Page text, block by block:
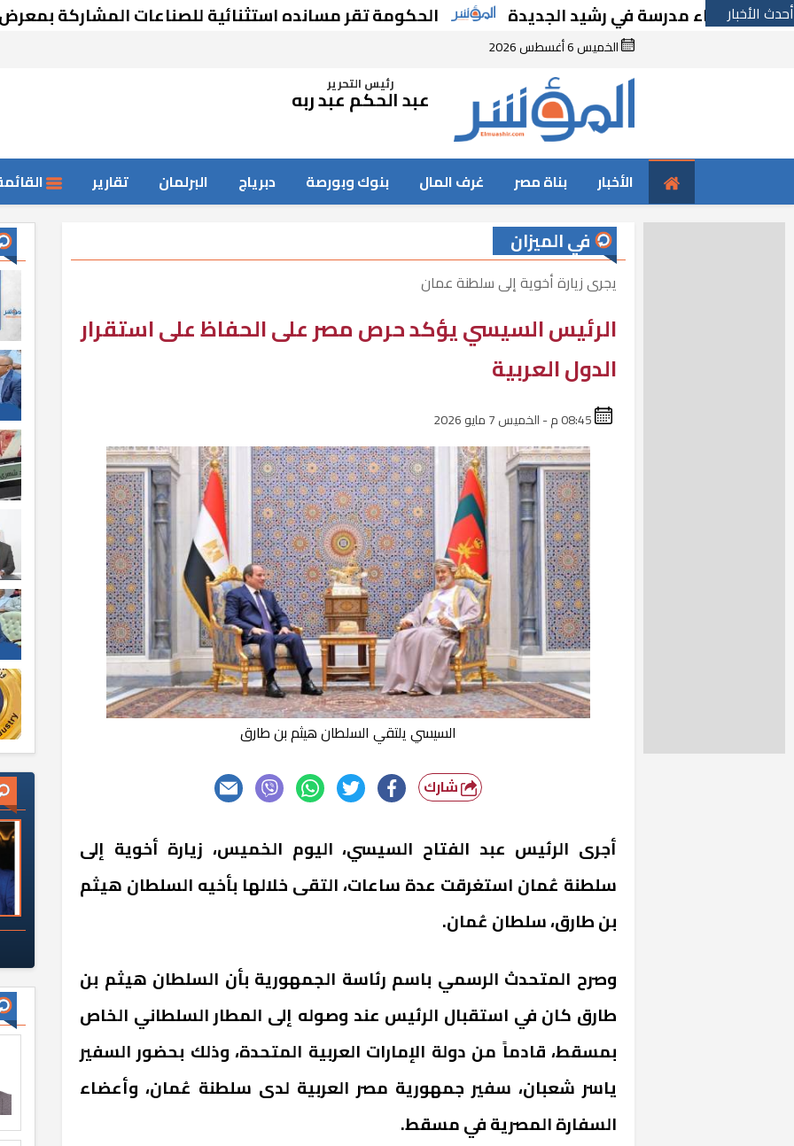
أحدث الأخبارمدرسة في رشيد الجديدة الحكومة تقر مسانده استثنائية للصناعات المشاركة بمعرض دمشق
الخميس 6 أغسطس 2026
رئيس التحرير
عبد الحكم عبد ربه
الأخبار بناة مصر غرف المال بنوك وبورصة دبرياج البرلمان تقارير
في الميزان
يجرى زيارة أخوية إلى سلطنة عمان
الرئيس السيسي يؤكد حرص مصر على الحفاظ على استقرار
الدول العربية
السيسي يلتقي السلطان هيثم بن طارق
شارك
أجرى الرئيس عبد الفتاح السيسي، اليوم الخميس، زيارة أخوية إلى
سلطنة عُمان استغرقت عدة ساعات، التقى خلالها بأخيه السلطان هيثم
بن طارق، سلطان عُمان.
وصرح المتحدث الرسمي باسم رئاسة الجمهورية بأن السلطان هيثم بن
طارق كان في استقبال الرئيس عند وصوله إلى المطار السلطاني الخاص
بمسقط، قادماً من دولة الإمارات العربية المتحدة، وذلك بحضور السفير
ياسر شعبان، سفير جمهورية مصر العربية لدى سلطنة عُمان، وأعضاء
السفارة المصرية في مسقط.